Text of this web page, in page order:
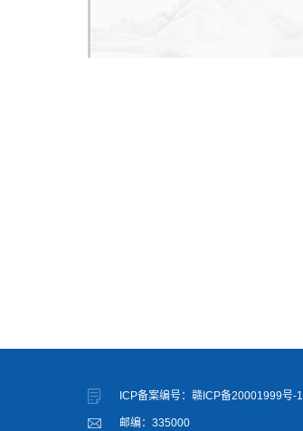
ICP备案编号：赣ICP备20001999号-1
邮编：335000